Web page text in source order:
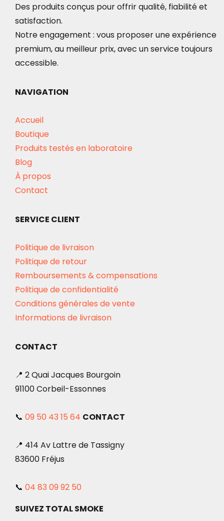
Des produits conçus pour offrir qualité, fiabilité et
satisfaction.
Notre engagement : vous proposer une expérience
premium, au meilleur prix, avec un service toujours
accessible.
NAVIGATION
Accueil
Boutique
Produits testés en laboratoire
Blog
À propos
Contact
SERVICE CLIENT
Politique de livraison
Politique de retour
Remboursements & compensations
Politique de confidentialité
Conditions générales de vente
Informations de livraison
CONTACT
📍 2 Quai Jacques Bourgoin
91100 Corbeil-Essonnes
📞 09 50 43 15 64 CONTACT
📍 414 Av Lattre de Tassigny
83600 Fréjus
📞 04 83 09 92 50
SUIVEZ TOTAL SMOKE